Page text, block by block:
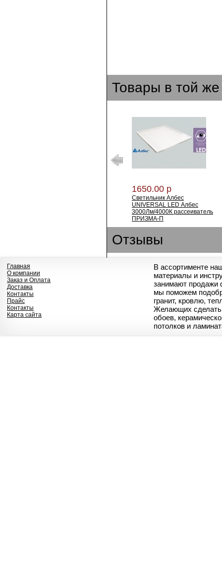
Товары в той же
1650.00 р
Светильник Албес
UNIVERSAL LED Албес
3000Лм/4000К рассеиватель
ПРИЗМА-П
Отзывы
Главная
О компании
Заказ и Оплата
Доставка
Контакты
Прайс
Контакты
Карта сайта
В ассортименте
материалы и
занимают продажи
мы поможем
гранит, кровлю,
Желающих сделать
обоев,
потолков и